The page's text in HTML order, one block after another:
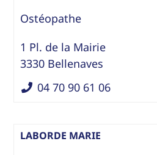
Ostéopathe
1 Pl. de la Mairie
3330 Bellenaves
04 70 90 61 06
LABORDE MARIE